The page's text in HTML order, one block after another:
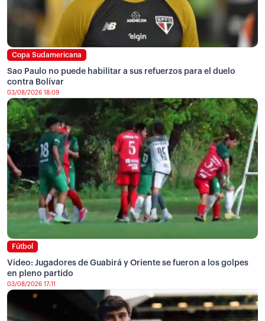
Copa Sudamericana
Sao Paulo no puede habilitar a sus refuerzos para el duelo
contra Bolívar
03/08/2026 18:09
Fútbol
Video: Jugadores de Guabirá y Oriente se fueron a los golpes
en pleno partido
03/08/2026 17:11